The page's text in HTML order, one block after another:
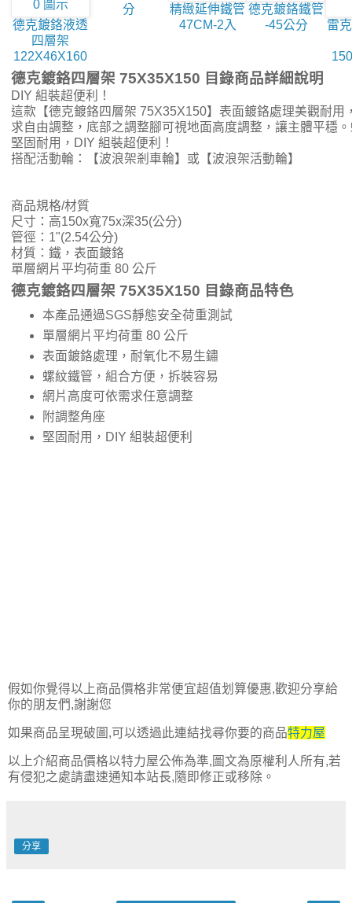
德克鍍鉻液透
四層架
122X46X160
分
精緻延伸鐵管
47CM-2入
德克鍍鉻鐵管
-45公分
雷
德克鍍鉻四層架 75X35X150 目錄商品詳細說明
DIY 組裝超便利！
這款【德克鍍鉻四層架 75X35X150】表面鍍鉻處理美觀耐用
求自由調整，底部之調整腳可視地面高度調整，讓主體平穩
堅固耐用，DIY 組裝超便利！
搭配活動輪：【波浪架剎車輪】或【波浪架活動輪】
商品規格/材質
尺寸：高150x寬75x深35(公分)
管徑：1"(2.54公分)
材質：鐵，表面鍍鉻
單層網片平均荷重 80 公斤
德克鍍鉻四層架 75X35X150 目錄商品特色
本產品通過SGS靜態安全荷重測試
單層網片平均荷重 80 公斤
表面鍍鉻處理，耐氧化不易生鏽
螺紋鐵管，組合方便，拆裝容易
網片高度可依需求任意調整
附調整角座
堅固耐用，DIY 組裝超便利
假如你覺得以上商品價格非常便宜超值划算優惠,歡迎分享給
你的朋友們,謝謝您
如果商品呈現破圖,可以透過此連結找尋你要的商品特力屋
以上介紹商品價格以特力屋公佈為準,圖文為原權利人所有,若
有侵犯之處請盡速通知本站長,隨即修正或移除。
分享